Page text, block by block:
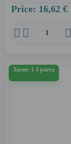
Price: 16,62 €
  
Tarne: 1-3 päeva